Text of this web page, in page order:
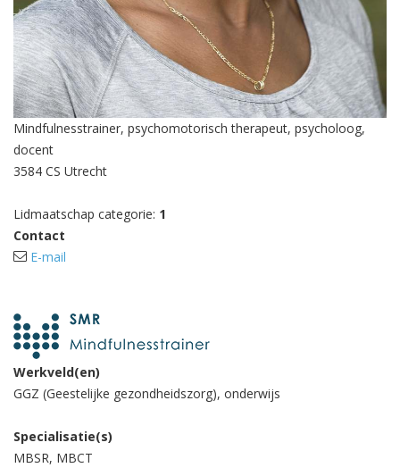
Mindfulnesstrainer, psychomotorisch therapeut, psycholoog,
docent
3584 CS Utrecht
Lidmaatschap categorie: 1
Contact
E-mail
Werkveld(en)
GGZ (Geestelijke gezondheidszorg), onderwijs
Specialisatie(s)
MBSR, MBCT